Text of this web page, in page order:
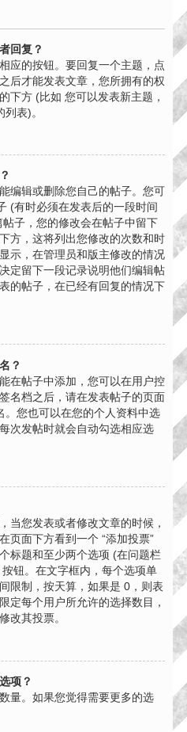
回复？
应的按钮。要回复一个主题，点
后才能发表文章，您所拥有的权
下方 (比如 您可以发表新主题，
表)。
编辑或删除您自己的帖子。您可
(有时必须在发表后的一段时间
子，您的修改会在帖子中留下
方，这将列出您修改的次数和时
示，在管理员和版主修改的情况
定留下一段记录说明他们编辑帖
的帖子，在已经有回复的情况下
？
在帖子中添加，您可以在用户控
名档之后，请在发表帖子的页面
。您也可以在您的个人资料中选
次发帖时就会自动勾选相应选
当您发表或者修改文章的时候，
页面下方看到一个 “添加投票”
标题和至少两个选项 (在问题栏
钮。在文字框内，每个选项单
限制，按天算，如果是 0，则表
定每个用户所允许的选择数目，
改其投票。
项？
量。如果您觉得需要更多的选